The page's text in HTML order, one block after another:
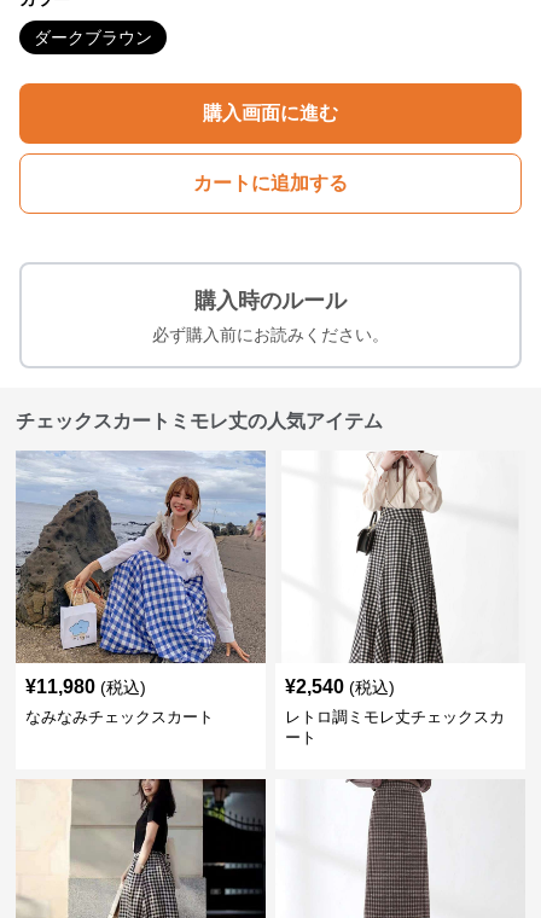
ダークブラウン
購入画面に進む
カートに追加する
購入時のルール
必ず購入前にお読みください。
チェックスカートミモレ丈の人気アイテム
¥11,980 (税込)
なみなみチェックスカート
¥2,540 (税込)
レトロ調ミモレ丈チェックスカ
ート